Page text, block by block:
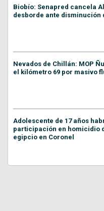
Biobío: Senapred cancela
desborde ante disminución
Nevados de Chillán: MOP
el kilómetro 69 por masivo
Adolescente de 17 años
participación en homicidio
egipcio en Coronel